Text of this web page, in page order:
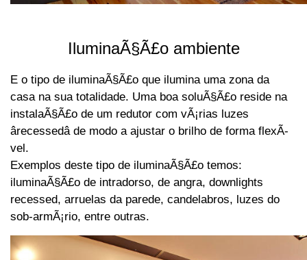
IluminaÃ§Ã£o ambiente
E o tipo de iluminaÃ§Ã£o que ilumina uma zona da
casa na sua totalidade. Uma boa soluÃ§Ã£o reside na
instalaÃ§Ã£o de um redutor com vÃ¡rias luzes
ârecessedâ de modo a ajustar o brilho de forma flexÃ­
vel.
Exemplos deste tipo de iluminaÃ§Ã£o temos:
iluminaÃ§Ã£o de intradorso, de angra, downlights
recessed, arruelas da parede, candelabros, luzes do
sob-armÃ¡rio, entre outras.